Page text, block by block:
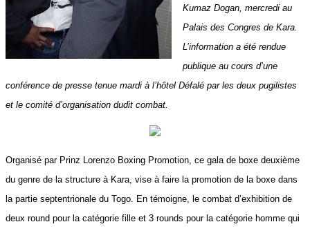
Kumaz Dogan, mercredi au
Palais des Congres de Kara.
L’information a été rendue
publique au cours d’une
conférence de presse tenue mardi à l’hôtel Défalé par les deux pugilistes
et le comité d’organisation dudit combat.
Organisé par Prinz Lorenzo Boxing Promotion, ce gala de boxe deuxième
du genre de la structure à Kara, vise à faire la promotion de la boxe dans
la partie septentrionale du Togo. En témoigne, le combat d’exhibition de
deux round pour la catégorie fille et 3 rounds pour la catégorie homme qui